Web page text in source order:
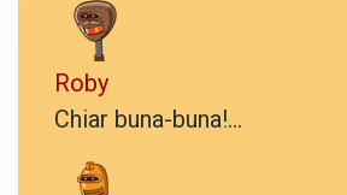
Roby
Chiar buna-buna!...